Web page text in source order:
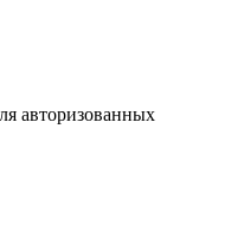
авторизованных